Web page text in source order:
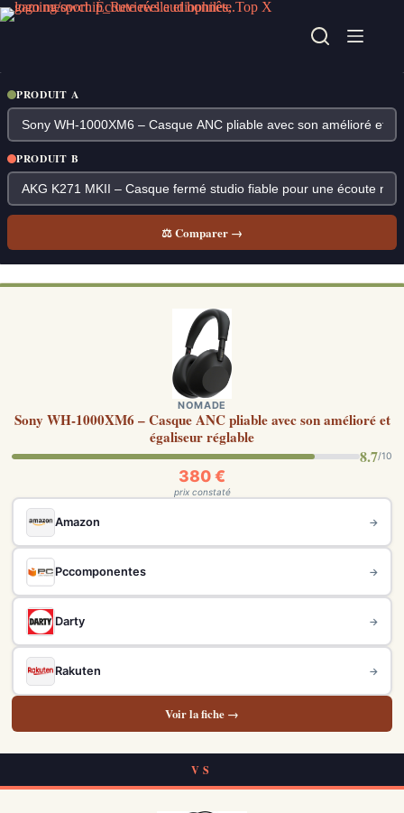
Passer
au
PRODUIT A
PRODUIT B
⚖ Comparer →
NOMADE
Sony WH-1000XM6 – Casque ANC pliable avec son amélioré et
égaliseur réglable
8.7/10
380 €
prix constaté
Amazon →
Pccomponentes →
Darty →
Rakuten →
Voir la fiche →
VS